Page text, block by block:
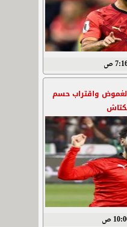
واقتراب حسم